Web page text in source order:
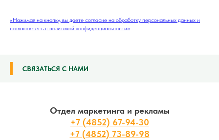
«Нажимая на кнопку, вы даете согласие на обработку персональных данных и
соглашаетесь c политикой конфиденциальности»
СВЯЗАТЬСЯ С НАМИ
Отдел маркетинга и рекламы
+7 (4852) 67-94-30
+7 (4852) 73-89-98